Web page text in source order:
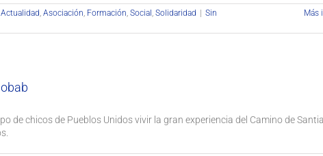
Actualidad Asociación Formación Social Solidaridad | Sin
Más
de chicos de Pueblos Unidos vivir la gran experiencia del Camino de